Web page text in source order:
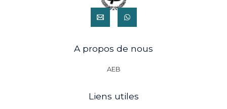
A propos de nous
AEB
Liens utiles